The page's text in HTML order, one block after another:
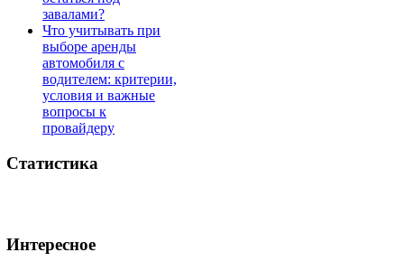
завалами?
Что учитывать при
выборе аренды
автомобиля с
водителем: критерии,
условия и важные
вопросы к
провайдеру
Статистика
Интересное